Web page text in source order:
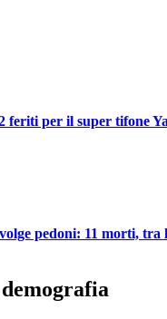
feriti per il super tifone
pedoni: 11 morti, tra